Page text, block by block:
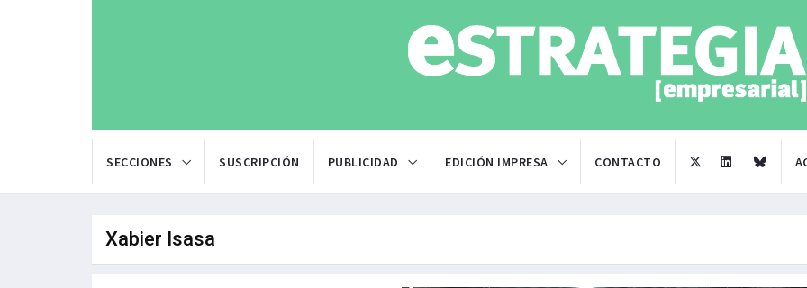
SECCIONES SUSCRIPCIÓN PUBLICIDAD EDICIÓN IMPRESA CONTACTO
Xabier Isasa